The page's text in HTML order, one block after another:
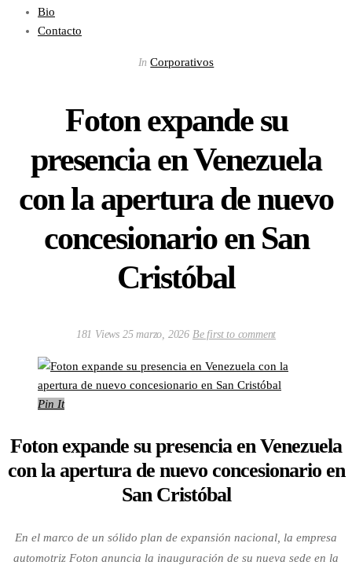
Bio
Contacto
In Corporativos
Foton expande su
presencia en Venezuela
con la apertura de nuevo
concesionario en San
Cristóbal
181 Views 25 marzo, 2026 Be first to comment
Pin It
Foton expande su presencia en Venezuela
con la apertura de nuevo concesionario en
San Cristóbal
En el marco de un sólido plan de expansión nacional, la empresa
automotriz Foton anuncia la inauguración de su nueva sede en la